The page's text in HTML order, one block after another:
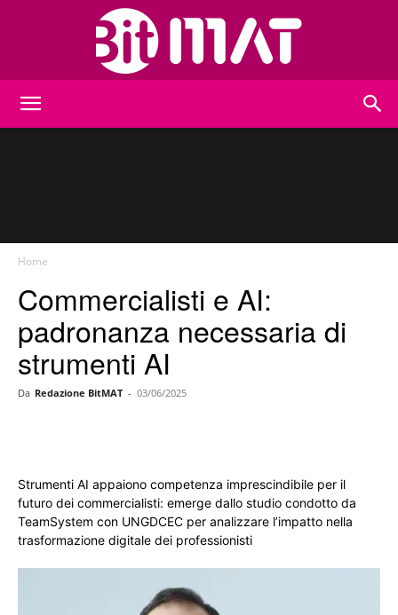
Home
Commercialisti e AI:
padronanza necessaria di
strumenti AI
Da Redazione BitMAT - 03/06/2025
Strumenti AI appaiono competenza imprescindibile per il
futuro dei commercialisti: emerge dallo studio condotto da
TeamSystem con UNGDCEC per analizzare l’impatto nella
trasformazione digitale dei professionisti